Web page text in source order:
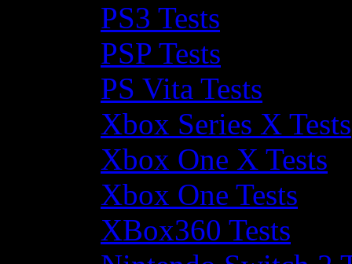
PS3 Tests
PSP Tests
PS Vita Tests
Xbox Series X Tests
Xbox One X Tests
Xbox One Tests
XBox360 Tests